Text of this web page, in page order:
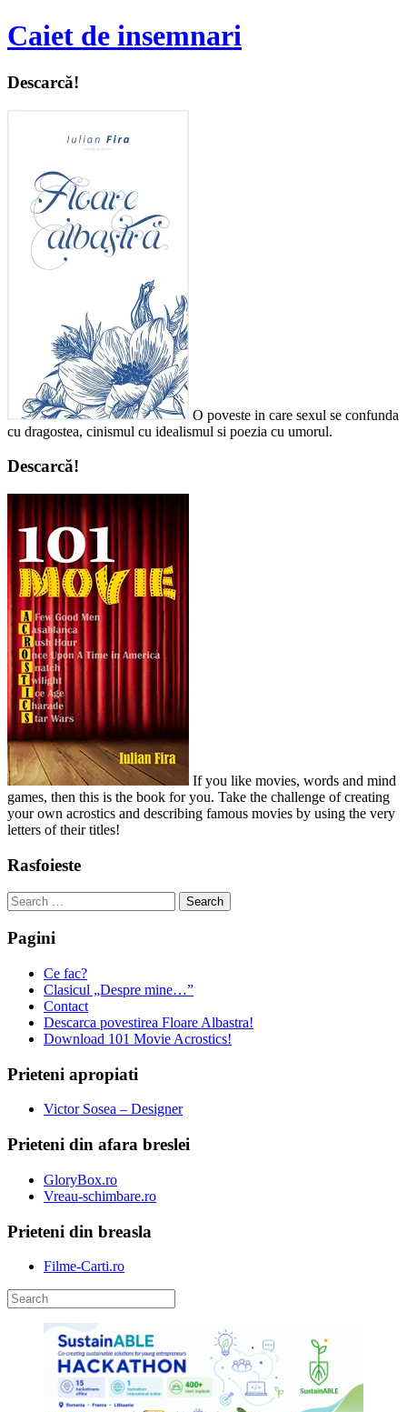
Caiet de insemnari
Descarcă!
O poveste in care sexul se confunda
cu dragostea, cinismul cu idealismul si poezia cu umorul.
Descarcă!
If you like movies, words and mind
games, then this is the book for you. Take the challenge of creating
your own acrostics and describing famous movies by using the very
letters of their titles!
Rasfoieste
Search
for:
Pagini
Ce fac?
Clasicul „Despre mine…”
Contact
Descarca povestirea Floare Albastra!
Download 101 Movie Acrostics!
Prieteni apropiati
Victor Sosea – Designer
Prieteni din afara breslei
GloryBox.ro
Vreau-schimbare.ro
Prieteni din breasla
Filme-Carti.ro